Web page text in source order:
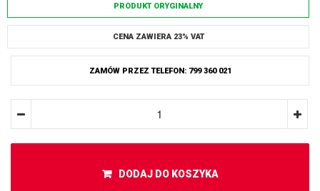
PRODUKT ORYGINALNY
CENA ZAWIERA 23% VAT
ZAMÓW PRZEZ TELEFON: 799 360 021
DODAJ DO KOSZYKA